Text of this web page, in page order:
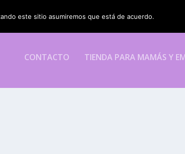
CONTACTO TIENDA PARA MAMÁS Y
este sitio asumiremos que está de acuerdo.